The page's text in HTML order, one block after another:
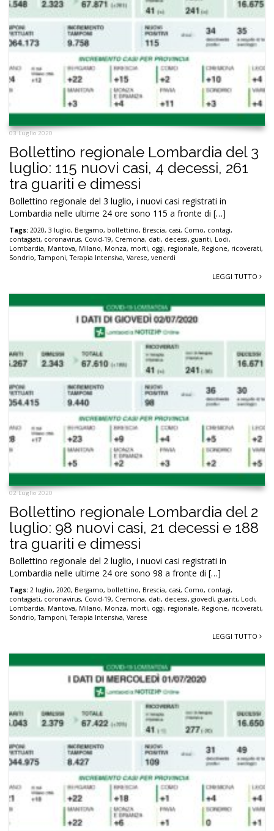
03 Luglio 2020
Bollettino regionale Lombardia del 3
luglio: 115 nuovi casi, 4 decessi, 261
tra guariti e dimessi
Bollettino regionale del 3 luglio, i nuovi casi registrati in
Lombardia nelle ultime 24 ore sono 115 a fronte di […]
Tags: 2020, 3 luglio, Bergamo, bollettino, Brescia, casi, Como, contagi,
contagiati, coronavirus, Covid-19, Cremona, dati, decessi, guariti, Lodi,
Lombardia, Mantova, Milano, Monza, morti, oggi, regionale, Regione, ricoverati,
Sondrio,Tamponi,Terapia Intensiva, Varese, venerdì
LEGGI TUTTO
02 Luglio 2020
Bollettino regionale Lombardia del 2
luglio: 98 nuovi casi, 21 decessi e 188
tra guariti e dimessi
Bollettino regionale del 2 luglio, i nuovi casi registrati in
Lombardia nelle ultime 24 ore sono 98 a fronte di […]
Tags: 2 luglio, 2020, Bergamo, bollettino, Brescia, casi, Como, contagi,
contagiati, coronavirus, Covid-19, Cremona, dati, decessi, giovedì, guariti, Lodi,
Lombardia, Mantova, Milano, Monza, morti, oggi, regionale, Regione, ricoverati,
Sondrio,Tamponi,Terapia Intensiva, Varese
LEGGI TUTTO